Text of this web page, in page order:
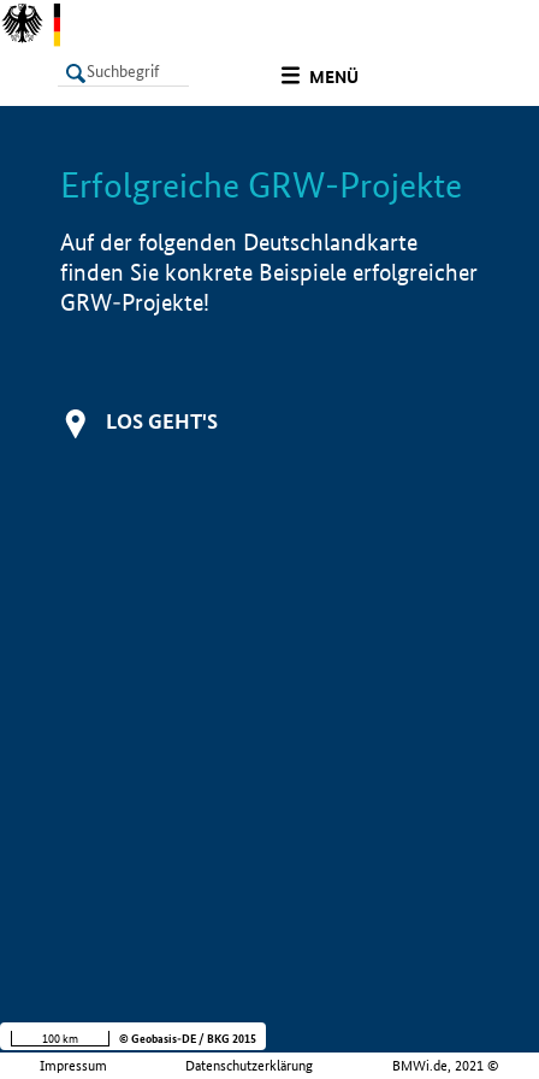
MENÜ
LISTE Info
Erfolgreiche GRW-Projekte
Auf der folgenden Deutschlandkarte
finden Sie konkrete Beispiele erfolgreicher
GRW-Projekte!
LOS GEHT'S
Impressum Datenschutzerklärung BMWi.de, 2021 ©
100 km © Geobasis-DE / BKG 2015